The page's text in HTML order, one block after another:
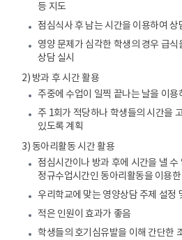
등 지도
점심식사 후 남는 시간을 이용하여 상
영양 문제가 심각한 학생의 경우 급
상담 실시
2) 방과 후 시간 활용
주중에 수업이 일찍 끝나는 날을 이용
주 1회가 적당하나 학생들의 시간을
있도록 계획
3) 동아리활동 시간 활용
점심시간이나 방과 후에 시간을 낼 수
정규수업시간인 동아리활동을 이용한
우리학교에 맞는 영양상담 주제 설정
적은 인원이 효과가 좋음
학생들의 호기심유발을 이해 간단한